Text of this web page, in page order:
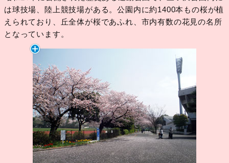
は球技場、陸上競技場がある。公園内に約1400本もの桜が植
えられており、丘全体が桜であふれ、市内有数の花見の名所
となっています。